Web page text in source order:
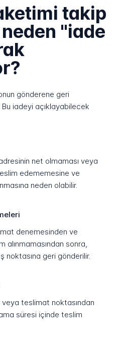
takip
"iade
gönderene geri
iadeyi açıklayabilecek
net olmaması veya
edememesine ve
neden olabilir.
denemesinden ve
alınmamasından sonra,
noktasına geri gönderilir.
veya teslimat noktasından
süresi içinde teslim